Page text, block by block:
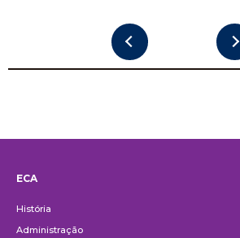
ECA
História
Administração